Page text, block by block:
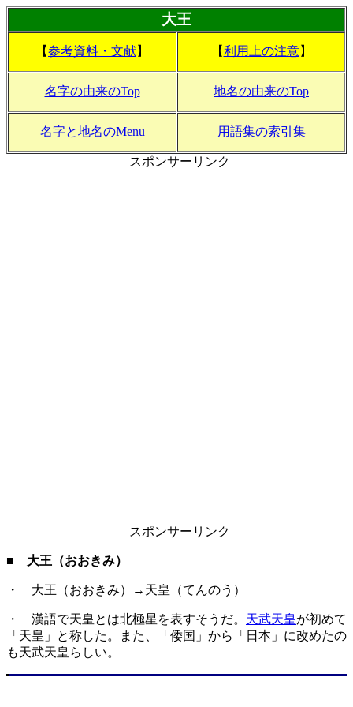
大王
【参考資料・文献】 【利用上の注意】
名字の由来のTop 地名の由来のTop
名字と地名のMenu 用語集の索引集
スポンサーリンク
スポンサーリンク
■ 大王（おおきみ）
・ 大王（おおきみ）→天皇（てんのう）
・ 漢語で天皇とは北極星を表すそうだ。 天武天皇が初めて
「天皇」と称した。また、「倭国」から「日本」に改めたの
も天武天皇らしい。